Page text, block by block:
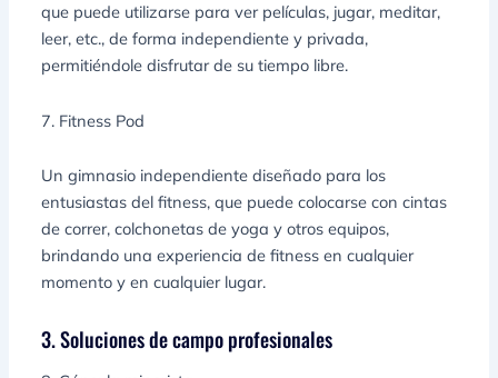
que puede utilizarse para ver películas, jugar, meditar,
leer, etc., de forma independiente y privada,
permitiéndole disfrutar de su tiempo libre.
7. Fitness Pod
Un gimnasio independiente diseñado para los
entusiastas del fitness, que puede colocarse con cintas
de correr, colchonetas de yoga y otros equipos,
brindando una experiencia de fitness en cualquier
momento y en cualquier lugar.
3. Soluciones de campo profesionales